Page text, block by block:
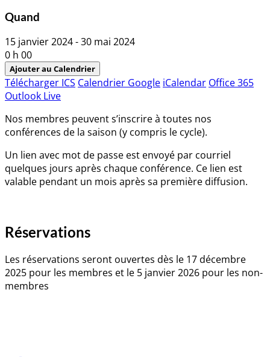
Quand
15 janvier 2024 - 30 mai 2024
0 h 00
Ajouter au Calendrier
Télécharger ICS Calendrier Google iCalendar Office 365
Outlook Live
Nos membres peuvent s’inscrire à toutes nos
conférences de la saison (y compris le cycle).
Un lien avec mot de passe est envoyé par courriel
quelques jours après chaque conférence. Ce lien est
valable pendant un mois après sa première diffusion.
Réservations
Les réservations seront ouvertes dès le 17 décembre
2025 pour les membres et le 5 janvier 2026 pour les non-
membres